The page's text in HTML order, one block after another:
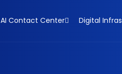
AI Contact Center Digital Infras